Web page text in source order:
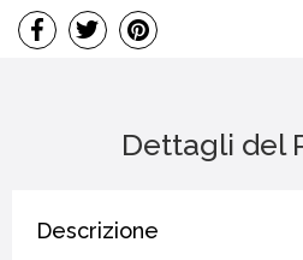
Dettagli del
Descrizione